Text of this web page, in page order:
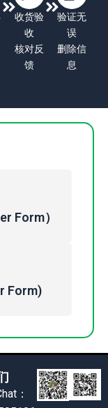
收货验
收
核对反
馈
验证无
误
删除信
息
Form）
Form)
：